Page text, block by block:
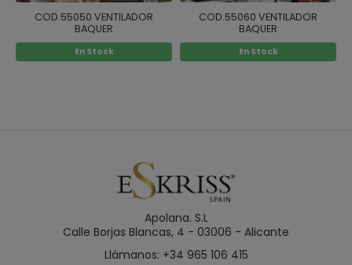
COD.55050 VENTILADOR
BAQUER
En Stock
COD.55060 VENTILADOR
BAQUER
En Stock
Apolana. S.L
Calle Borjas Blancas, 4 - 03006 - Alicante
Llámanos: +34 965 106 415